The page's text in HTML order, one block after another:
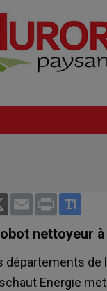
X Email Print
nettoyeur
départements de
Energie